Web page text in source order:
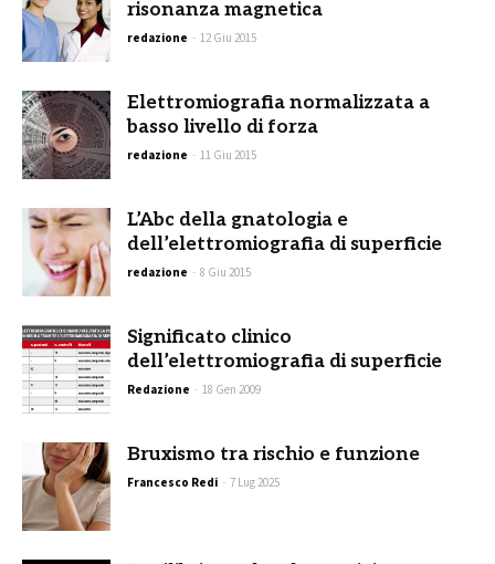
risonanza magnetica
redazione - 12 Giu 2015
Elettromiografia normalizzata a
basso livello di forza
redazione - 11 Giu 2015
L’Abc della gnatologia e
dell’elettromiografia di superficie
redazione - 8 Giu 2015
Significato clinico
dell’elettromiografia di superficie
Redazione - 18 Gen 2009
Bruxismo tra rischio e funzione
Francesco Redi - 7 Lug 2025